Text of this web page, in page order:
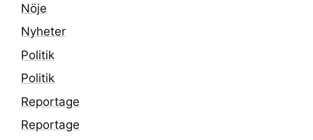
Nöje
Nyheter
Politik
Politik
Reportage
Reportage